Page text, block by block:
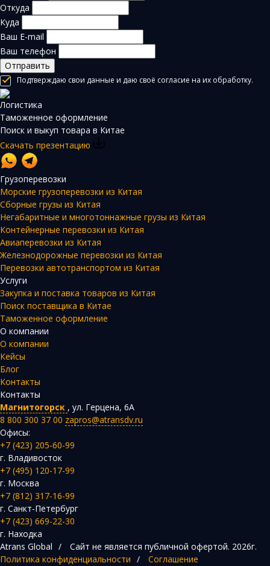
Откуда
Куда
Ваш E-mail
Ваш телефон
Отправить
Подтверждаю свои данные и даю своё согласие на их обработку.
Логистика
Таможенное оформление
Поиск и выкуп товара в Китае
Скачать презентацию
Грузоперевозки
Морские грузоперевозки из Китая
Сборные грузы из Китая
Негабаритные и многотоннажные грузы из Китая
Контейнерные перевозки из Китая
Авиаперевозки из Китая
Железнодорожные перевозки из Китая
Перевозки автотранспортом из Китая
Услуги
Закупка и поставка товаров из Китая
Поиск поставщика в Китае
Таможенное оформление
О компании
О компании
Кейсы
Блог
Контакты
Контакты
Магнитогорск , ул. Герцена, 6А
8 800 300 37 00 zapros@atransdv.ru
Офисы:
+7 (423) 205-60-99
г. Владивосток
+7 (495) 120-17-99
г. Москва
+7 (812) 317-16-99
г. Санкт-Петербург
+7 (423) 669-22-30
г. Находка
Atrans Global / Сайт не является публичной офертой. 2026г.
Политика конфиденциальности / Соглашение